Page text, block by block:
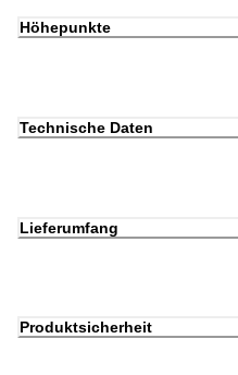
Höhepunkte
Technische Daten
Lieferumfang
Produktsicherheit